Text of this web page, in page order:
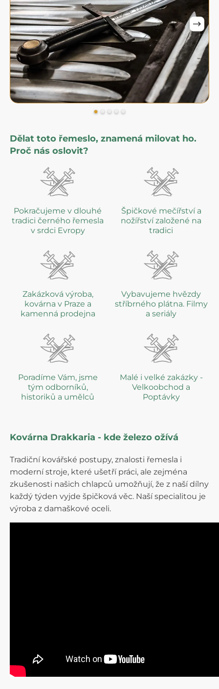
Dělat toto řemeslo, znamená milovat ho.
Proč nás oslovit?
Pokračujeme v dlouhé
tradici černého řemesla
v srdci Evropy
Špičkové mečířství a
nožířství založené na
tradici
Zakázková výroba,
kovárna v Praze a
kamenná prodejna
Vybavujeme hvězdy
stříbrného plátna. Filmy
a seriály
Poradíme Vám, jsme
tým odborníků,
historiků a umělců
Malé i velké zakázky -
Velkoobchod a
Poptávky
Kovárna Drakkaria - kde železo ožívá
Tradiční kovářské postupy, znalosti řemesla i
moderní stroje, které ušetří práci, ale zejména
zkušenosti našich chlapců umožňují, že z naší dílny
každý týden vyjde špičková věc. Naší specialitou je
výroba z damaškové oceli.